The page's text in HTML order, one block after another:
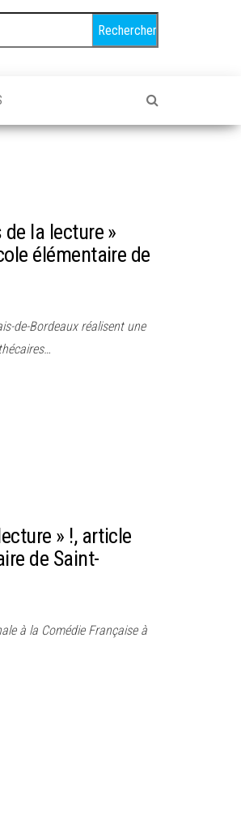
la lecture »
élémentaire de
de-Bordeaux réalisent une
» !, article
de Saint-
à la Comédie Française à